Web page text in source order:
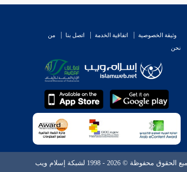
وثيقة الخصوصية اتفاقية الخدمة اتصل بنا
من
نحن
الحقوق محفوظة © 2026 - 1998 لشبكة إسلام ويب